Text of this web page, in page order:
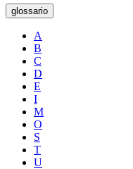
glossario
A
B
C
D
E
I
M
O
S
T
U